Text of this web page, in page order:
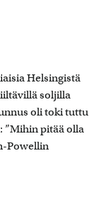
Helsingistä
soljilla
oli toki tuttu
”Mihin pitää olla
Powellin